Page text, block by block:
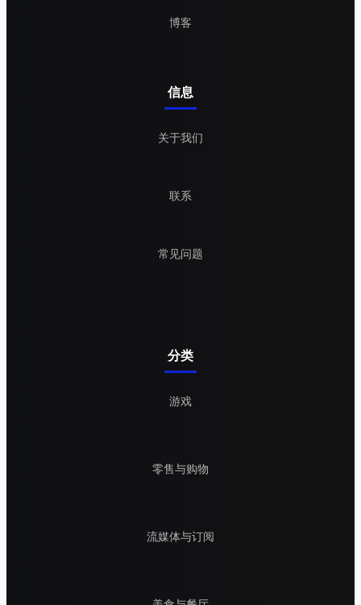
博客
信息
关于我们
联系
常见问题
分类
游戏
零售与购物
流媒体与订阅